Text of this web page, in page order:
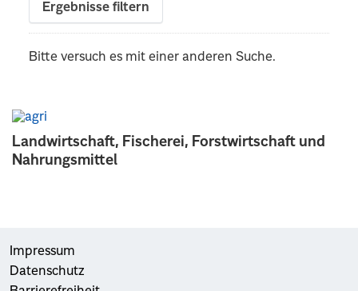
Landwirtschaft, Fischerei, Forstwirtschaft und
Nahrungsmittel
Ergebnisse filtern
Bitte versuch es mit einer anderen Suche.
Impressum
Datenschutz